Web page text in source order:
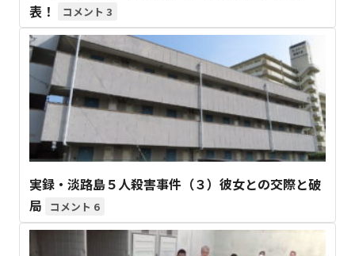
表！
3
実録・淡路島５人殺害事件（３）彼女との交際と破
局
6